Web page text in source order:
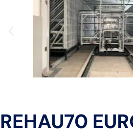
REHAU70